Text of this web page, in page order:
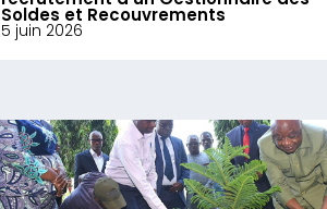
Soldes et Recouvrements
5 juin 2026